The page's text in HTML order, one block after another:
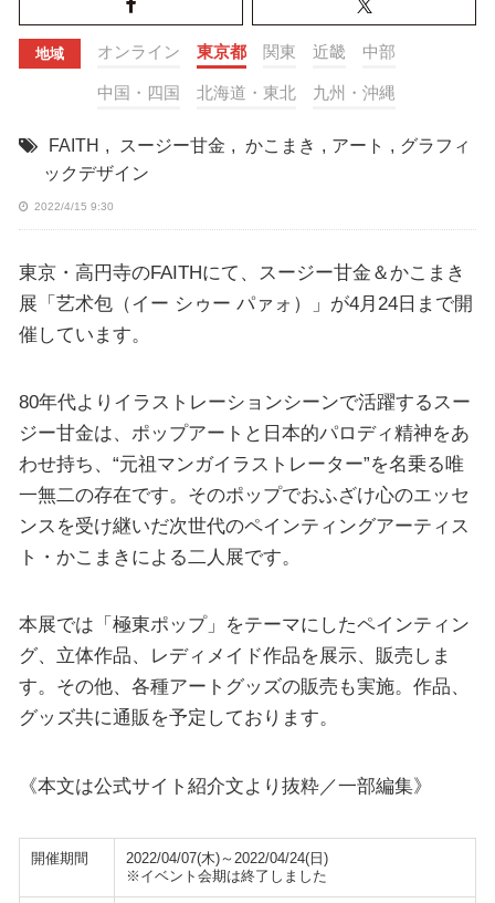
地域 オンライン 東京都 関東 近畿 中部
中国・四国 北海道・東北 九州・沖縄
FAITH , スージー甘金 , かこまき , アート , グラフィ
ックデザイン
2022/4/15 9:30
東京・高円寺のFAITHにて、スージー甘金＆かこまき
展「艺术包（イー シゥー パァォ）」が4月24日まで開
催しています。
80年代よりイラストレーションシーンで活躍するスー
ジー甘金は、ポップアートと日本的パロディ精神をあ
わせ持ち、“元祖マンガイラストレーター”を名乗る唯
一無二の存在です。そのポップでおふざけ心のエッセ
ンスを受け継いだ次世代のペインティングアーティス
ト・かこまきによる二人展です。
本展では「極東ポップ」をテーマにしたペインティン
グ、立体作品、レディメイド作品を展示、販売しま
す。その他、各種アートグッズの販売も実施。作品、
グッズ共に通販を予定しております。
《本文は公式サイト紹介文より抜粋／一部編集》
開催期間
2022/04/07(木)～2022/04/24(日)
※イベント会期は終了しました